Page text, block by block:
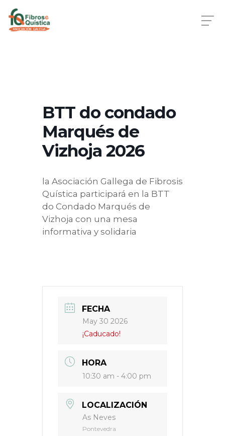
BTT do condado
Marqués de
Vizhoja 2026
la Asociación Gallega de Fibrosis
Quística participará en la BTT
do Condado Marqués de
Vizhoja con una mesa
informativa y solidaria
FECHA
May 30 2026
¡Caducado!
HORA
10:30 am - 4:00 pm
LOCALIZACIÓN
As Neves
Pontevedra